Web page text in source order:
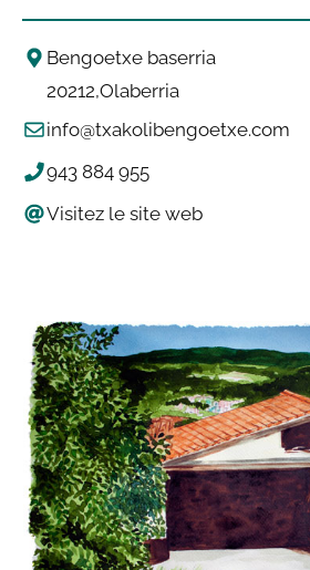
Bengoetxe baserria
20212 Olaberria
info@txakolibengoetxe.com
943 884 955
Visitez le site web